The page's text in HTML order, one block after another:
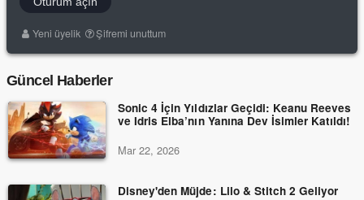
Yeni üyelik Şifremi unuttum
Güncel Haberler
Sonic 4 İçin Yıldızlar Geçidi: Keanu Reeves
ve Idris Elba’nın Yanına Dev İsimler Katıldı!
Mar 22, 2026
Disney'den Müjde: Lilo & Stitch 2 Geliyor